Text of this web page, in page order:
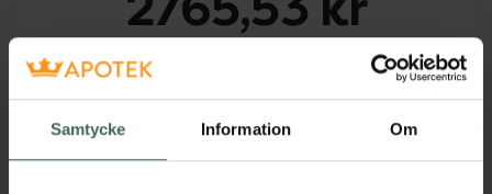
Samtycke Information Om
Köp via ditt recept